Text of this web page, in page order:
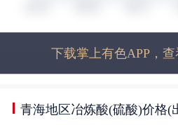
下载掌上有色APP，
青海地区冶炼酸(硫酸)价格(